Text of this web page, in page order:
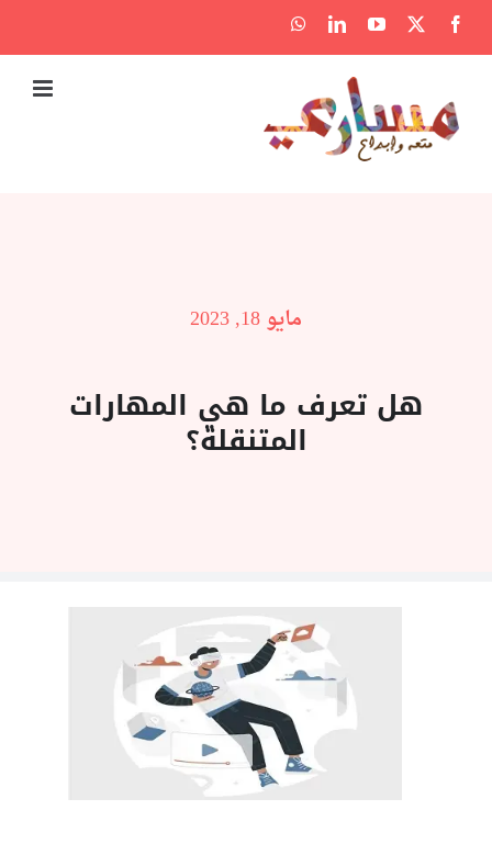
to
content
Facebook
X
YouTube
LinkedIn
WhatsApp
مايو 18, 2023
هل تعرف ما هي المهارات
المتنقلة؟